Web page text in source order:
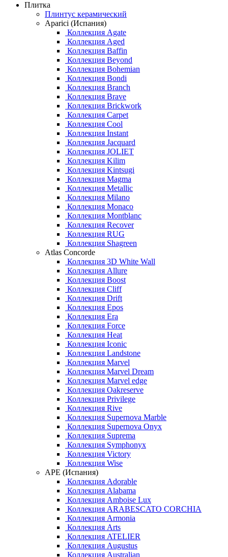
Плитка
Плинтус керамический
Aparici (Испания)
Коллекция Agate
Коллекция Aged
Коллекция Baffin
Коллекция Beyond
Коллекция Bohemian
Коллекция Bondi
Коллекция Branch
Коллекция Brave
Коллекция Brickwork
Коллекция Carpet
Коллекция Cool
Коллекция Instant
Коллекция Jacquard
Коллекция JOLIET
Коллекция Kilim
Коллекция Kintsugi
Коллекция Magma
Коллекция Metallic
Коллекция Milano
Коллекция Monaco
Коллекция Montblanc
Коллекция Recover
Коллекция RUG
Коллекция Shagreen
Atlas Concorde
Коллекция 3D White Wall
Коллекция Allure
Коллекция Boost
Коллекция Cliff
Коллекция Drift
Коллекция Epos
Коллекция Era
Коллекция Force
Коллекция Heat
Коллекция Iconic
Коллекция Landstone
Коллекция Marvel
Коллекция Marvel Dream
Коллекция Marvel edge
Коллекция Oakreserve
Коллекция Privilege
Коллекция Rive
Коллекция Supernova Marble
Коллекция Supernova Onyx
Коллекция Suprema
Коллекция Symphonyx
Коллекция Victory
Коллекция Wise
APE (Испания)
Коллекция Adorable
Коллекция Alabama
Коллекция Amboise Lux
Коллекция ARABESCATO CORCHIA
Коллекция Armonia
Коллекция Arts
Коллекция ATELIER
Коллекция Augustus
Коллекция Australian